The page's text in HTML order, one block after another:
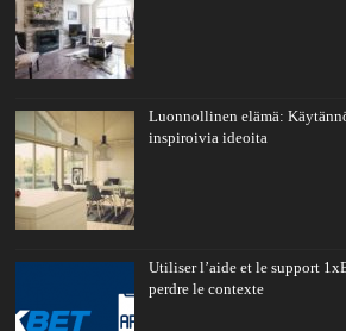
Luonnollinen elämä:
inspiroivia ideoita
Utiliser l’aide et le support
perdre le contexte